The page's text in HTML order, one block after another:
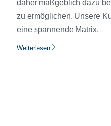
daher maßgeblich dazu
zu ermöglichen. Unsere
eine spannende Matrix.
Weiterlesen